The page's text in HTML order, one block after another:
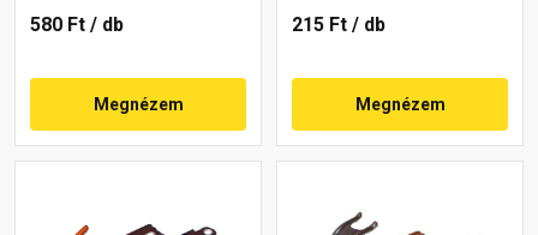
580 Ft / db
Megnézem
215 Ft / db
Megnézem